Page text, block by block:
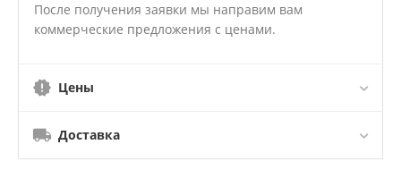
После получения заявки мы направим вам
коммерческие предложения с ценами.
Цены
Доставка